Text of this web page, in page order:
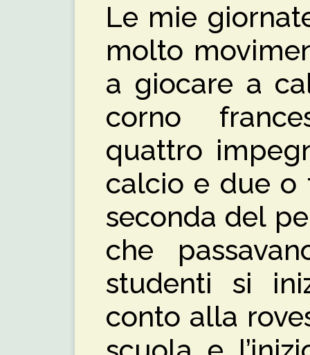
Le mie
molto
a giocare a
corno
quattro
calcio e due o
seconda del
che
studenti si
conto alla